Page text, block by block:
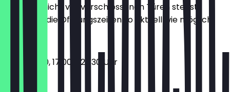
Damit du nicht vor verschlossenen Türen stehst,
halten wir die Öffnungszeiten so aktuell wie möglich.
11:30 - 15:00, 17:00 - 22:30 Uhr